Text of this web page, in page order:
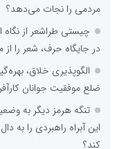
مردمی را نجات می‌دهد؟
چیستی طراشعر از نگاه
در جایگاه حرف، شعر را
الگوپذیری خلاق،
ضلع موفقیت جوانان
تنگه هرمز دیگر به
این آبراه راهبردی را به
کند؟